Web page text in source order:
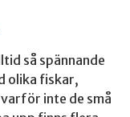
så spännande
olika fiskar,
inte de små